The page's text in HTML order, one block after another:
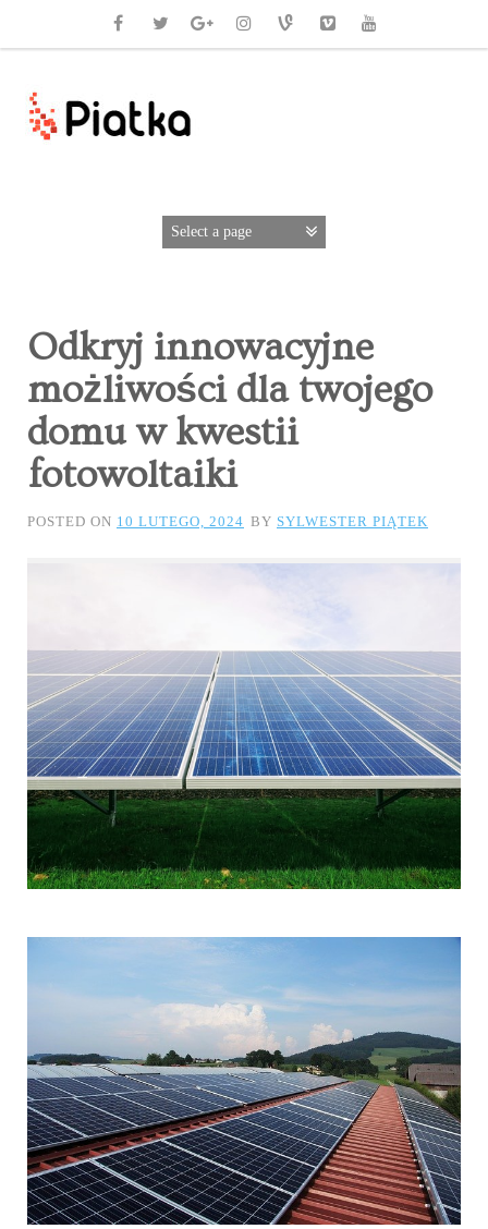
Odkryj innowacyjne
możliwości dla twojego
domu w kwestii
fotowoltaiki
POSTED ON 10 LUTEGO, 2024 BY SYLWESTER PIĄTEK